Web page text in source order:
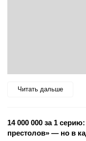
Читать дальше
14 000 000 за 1
престолов» — но в